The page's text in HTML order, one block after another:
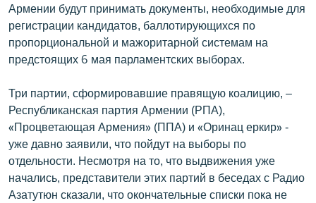
ՁԳՏԵԼՈՎ ԼԱՎԱԳՈՒՅՆԻՆ
ՓՈԴՔԱՍԹ
English
Русский
ՀԵՏԵՎԵՔ ՄԵԶ
Армении будут принимать документы, необходимые для
регистрации кандидатов, баллотирующихся по
пропорциональной и мажоритарной системам на
предстоящих 6 мая парламентских выборах.
Три партии, сформировавшие правящую коалицию, –
Республиканская партия Армении (РПА),
«Процветающая Армения» (ППА) и «Оринац еркир» -
уже давно заявили, что пойдут на выборы по
отдельности. Несмотря на то, что выдвижения уже
начались, представители этих партий в беседах с Радио
Азатутюн сказали, что окончательные списки пока не